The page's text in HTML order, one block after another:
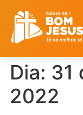
Dia: 31
2022